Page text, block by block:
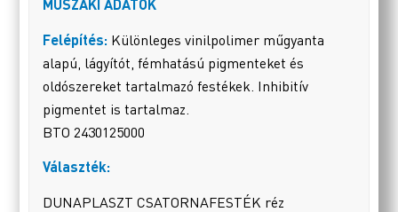
MŰSZAKI ADATOK
Felépítés: Különleges vinilpolimer műgyanta
alapú, lágyítót, fémhatású pigmenteket és
oldószereket tartalmazó festékek. Inhibitív
pigmentet is tartalmaz.
BTO 2430125000
Választék:
DUNAPLASZT CSATORNAFESTÉK réz